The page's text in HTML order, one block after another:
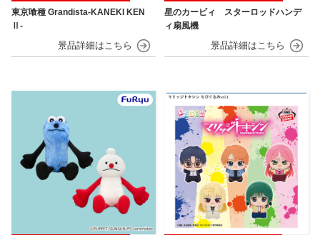
東京喰種 Grandista-KANEKI KEN
Ⅱ-
星のカービィ スターロッドハンデ
ィ扇風機